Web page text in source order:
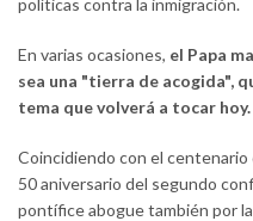
En varias ocasiones, el Papa
sea una "tierra de acogida",
tema que volverá a tocar hoy.
Coincidiendo con el centenario
50 aniversario del segundo
pontífice abogue también por